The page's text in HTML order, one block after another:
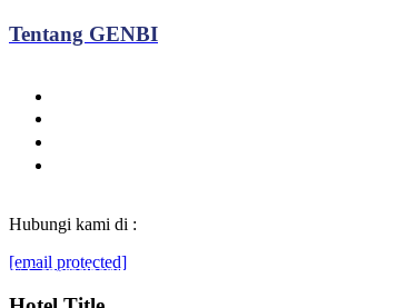
Tentang GENBI
Hubungi kami di :
[email protected]
© Generasibaruindonesia.com 2022. All rights reserved.